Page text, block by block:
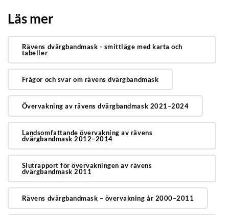
Läs mer
Rävens dvärgbandmask - smittläge med karta och
tabeller
Frågor och svar om rävens dvärgbandmask
Övervakning av rävens dvärgbandmask 2021–2024
Landsomfattande övervakning av rävens
dvärgbandmask 2012–2014
Slutrapport för övervakningen av rävens
dvärgbandmask 2011
Rävens dvärgbandmask – övervakning år 2000–2011